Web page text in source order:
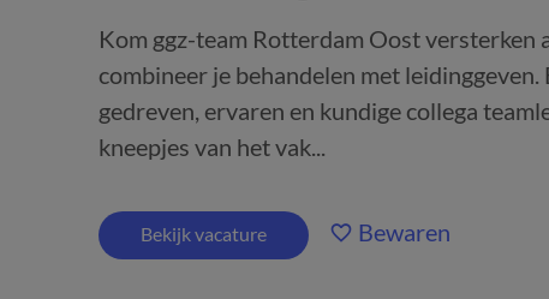
Kom ggz-team Rotterdam Oost
combineer je behandelen met
gedreven, ervaren en kundige collega
kneepjes van het vak...
Bekijk vacature Bewaren